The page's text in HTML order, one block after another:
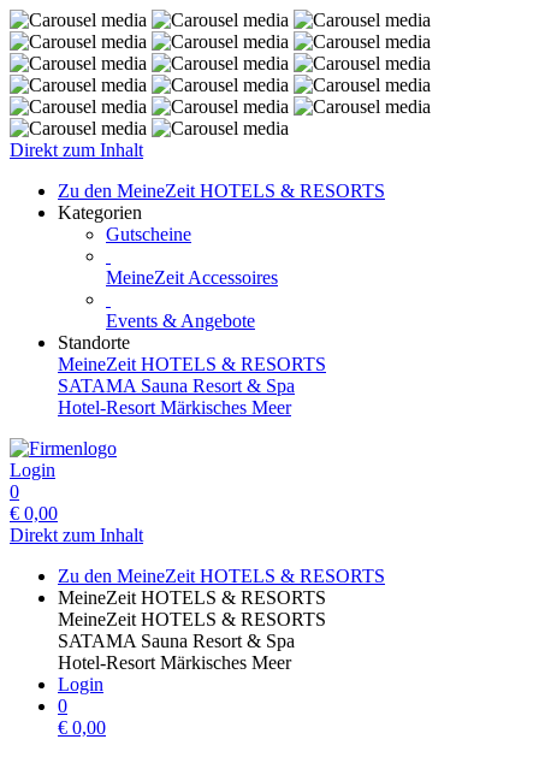
Direkt zum Inhalt
Zu den MeineZeit HOTELS & RESORTS
Kategorien
Gutscheine
MeineZeit Accessoires
Events & Angebote
Standorte
MeineZeit HOTELS & RESORTS
SATAMA Sauna Resort & Spa
Hotel-Resort Märkisches Meer
Login
0
€ 0,00
Direkt zum Inhalt
Zu den MeineZeit HOTELS & RESORTS
MeineZeit HOTELS & RESORTS
MeineZeit HOTELS & RESORTS
SATAMA Sauna Resort & Spa
Hotel-Resort Märkisches Meer
Login
0
€ 0,00